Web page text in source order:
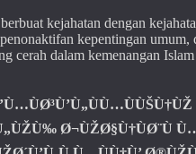
kejahatan dengan
kepentingan umum,
cerah dalam kemenangan
Ø¬ÙŽØ§Ù†ÙØ¨Ù